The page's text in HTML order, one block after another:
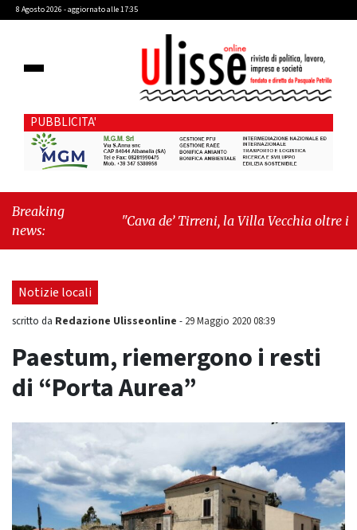
8 Agosto 2026 - aggiornato alle 17:35
PUBBLICITA'
Breaking
news:
"Cava de’ Tirreni, la Villa Vecchia oltre i
seduta consiliare: “Serve chiarezza!”"
Notizie locali
scritto da Redazione Ulisseonline - 29 Maggio 2020 08:39
Paestum, riemergono i resti
di “Porta Aurea”